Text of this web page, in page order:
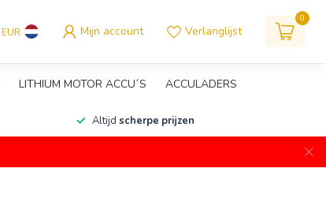
EUR Mijn account Verlanglijst
0
LITHIUM MOTOR ACCU´S ACCULADERS
Altijd scherpe prijzen